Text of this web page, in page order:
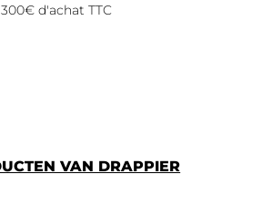
d'achat TTC
VAN DRAPPIER